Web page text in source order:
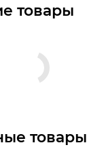
товары
товары